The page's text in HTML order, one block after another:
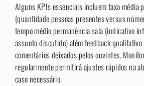
Alguns KPIs essenciais incluem taxa média
(quantidade pessoas presentes versus
tempo médio permanência sala (indicativo
assunto discutido) além feedback
comentários deixados pelos ouvintes.
regularmente permitirá ajustes rápidos na
caso necessário.